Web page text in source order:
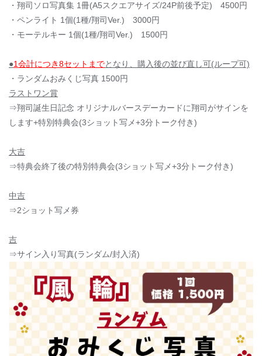
・翔司ソロ写真集 1冊(A5スクエアサイズ/24P前後予定) 4500円
・ペンライト 1個(1種/翔司Ver.) 3000円
・モーテルキー 1個(1種/翔司Ver.) 1500円
●1会計につき8セットまでとなり、購入後の並び直し可(ループ可)
・ランダムおみくじ写真 1500円
ラストワン賞
⇒翔司誕生日記念 オリジナルバースデーカードに翔司がサインを
します+特別特典会(3ショット写メ+3分トーク付き)
大吉
⇒特典会終了後の特別特典会(3ショット写メ+3分トーク付き)
中吉
⇒2ショット写メ券
吉
⇒サイン入り写真(ランダム/封入済)